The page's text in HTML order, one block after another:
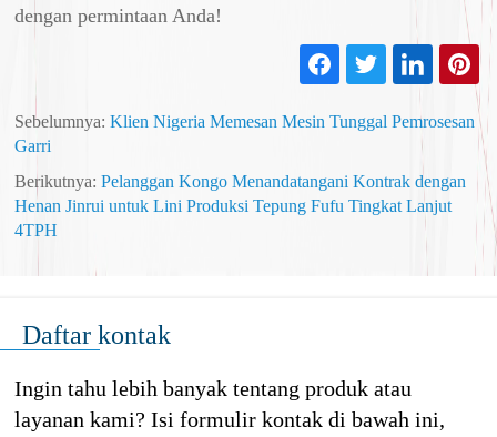
dengan permintaan Anda!
Sebelumnya:Klien Nigeria Memesan Mesin Tunggal Pemrosesan
Garri
Berikutnya:Pelanggan Kongo Menandatangani Kontrak dengan
Henan Jinrui untuk Lini Produksi Tepung Fufu Tingkat Lanjut
4TPH​
Daftar kontak
Ingin tahu lebih banyak tentang produk atau
layanan kami? Isi formulir kontak di bawah ini,